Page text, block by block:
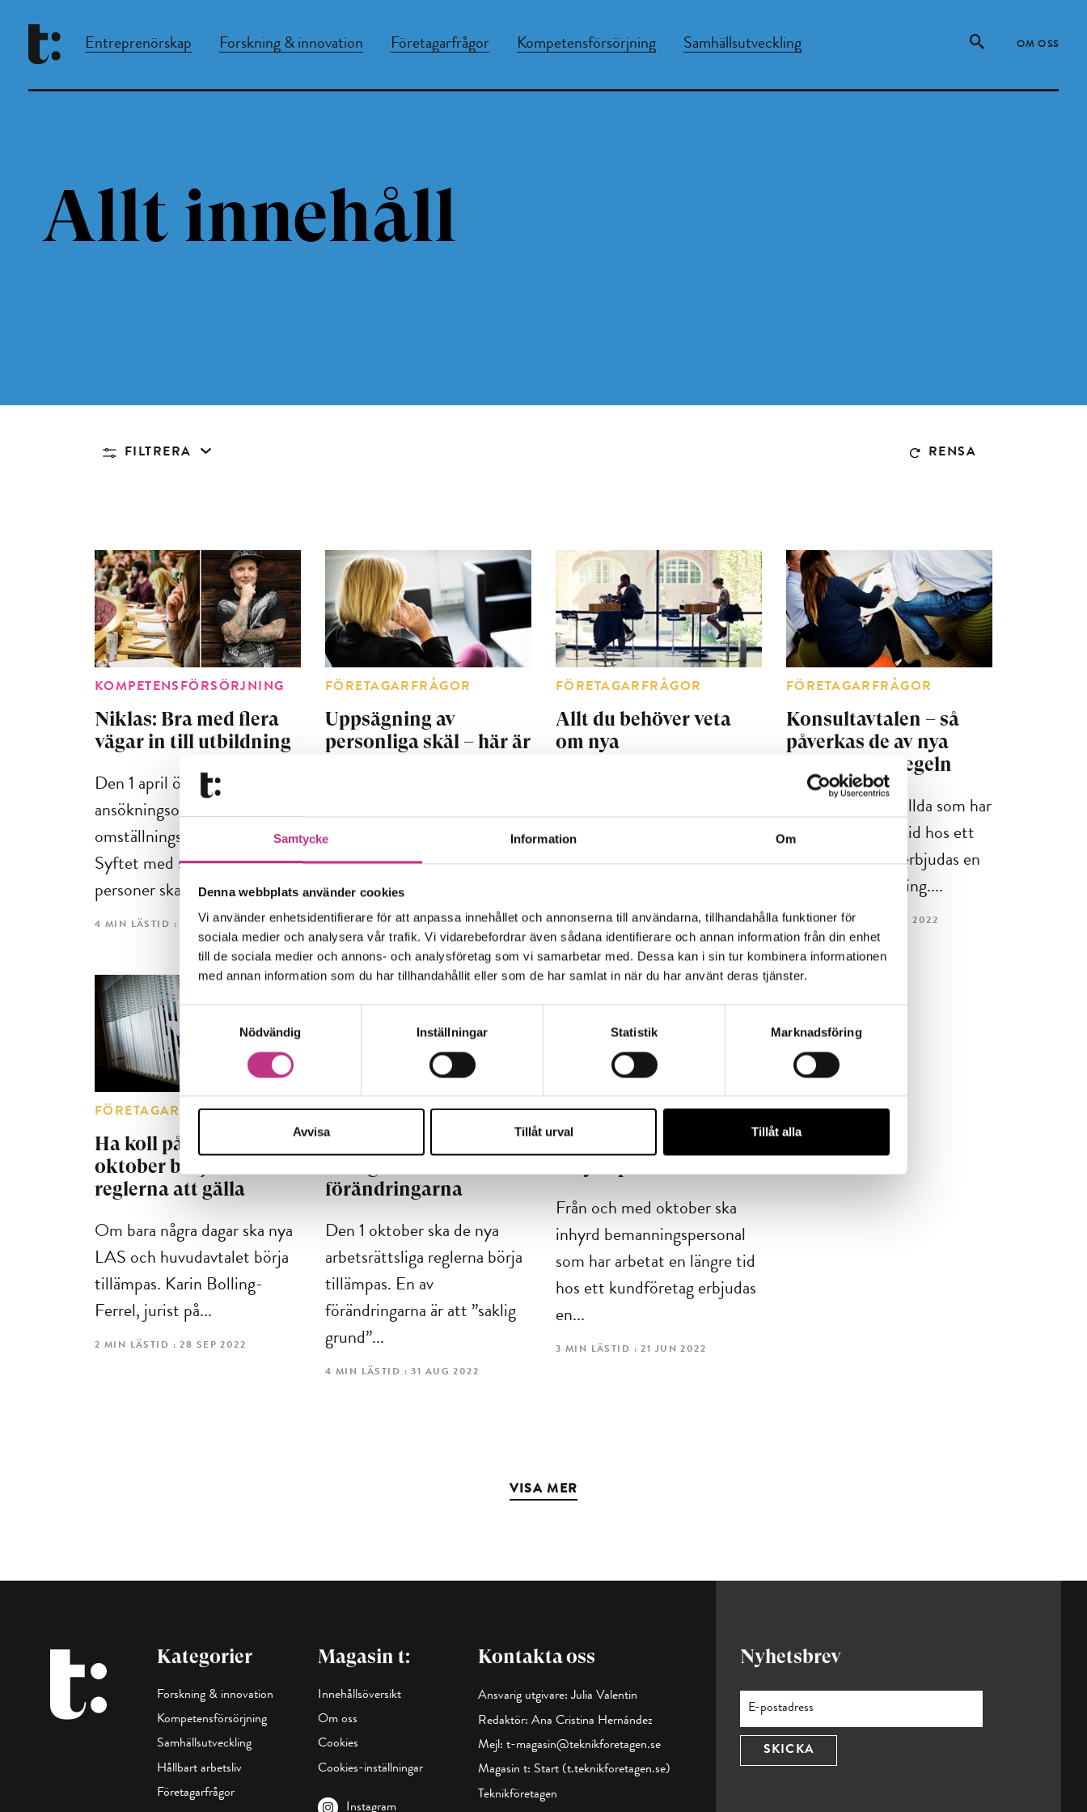
Samtycke Information Om
Denna webbplats använder cookies
Vi använder enhetsidentifierare för att anpassa innehållet och annonserna till användarna, tillhandahålla funktioner för
sociala medier och analysera vår trafik. Vi vidarebefordrar även sådana identifierare och annan information från din enhet
till de sociala medier och annons- och analysföretag som vi samarbetar med. Dessa kan i sin tur kombinera informationen
med annan information som du har tillhandahållit eller som de har samlat in när du har använt deras tjänster.
Nödvändig
Inställningar Statistik Marknadsföring
Avvisa Tillåt urval Tillåt alla
Entreprenörskap Forskning & innovation Företagarfrågor Kompetensförsörjning Samhällsutveckling OM OSS
Allt innehåll
FILTRERA RENSA
KOMPETENSFÖRSÖRJNING
Niklas: Bra med flera
vägar in till utbildning
Den 1 april öppnade vårens
ansökningsomgång för
omställningsstudiestödet.
Syftet med stödet är att
personer ska...
4 MIN LÄSTID : 11 APR 2024
FÖRETAGARFRÅGOR
Uppsägning av
personliga skäl – här är
arbetsrätten i oktober är det
tydligare vilka som är
förutsättningarna för
uppsägning av...
FÖRETAGARFRÅGOR
Allt du behöver veta
om nya
omställningsstöden har nu
anställda fler möjligheter att
arbetsmarknaden....
FÖRETAGARFRÅGOR
Konsultavtalen – så
påverkas de av nya
bemanningsregeln
Bemanningsanställda som har
jobbat en längre tid hos ett
kundföretag ska erbjudas en
tillsvidareanställning....
4 MIN LÄSTID : 12 OKT 2022
FÖRETAGARFRÅGOR
Ha koll på nya LAS – 1
oktober börjar
reglerna att gälla
Om bara några dagar ska nya
LAS och huvudavtalet börja
tillämpas. Karin Bolling-
Ferrel, jurist på...
2 MIN LÄSTID : 28 SEP 2022
FÖRETAGARFRÅGOR
Saklig grund blir
förändringarna
Den 1 oktober ska de nya
arbetsrättsliga reglerna börja
tillämpas. En av
förändringarna är att ”saklig
grund”...
4 MIN LÄSTID : 31 AUG 2022
FÖRETAGARFRÅGOR
Så blir nya reglerna om
Från och med oktober ska
inhyrd bemanningspersonal
som har arbetat en längre tid
hos ett kundföretag erbjudas
en...
3 MIN LÄSTID : 21 JUN 2022
VISA MER
Kategorier
Forskning & innovation
Kompetensförsörjning
Samhällsutveckling
Hållbart arbetsliv
Företagarfrågor
Magasin t:
Innehållsöversikt
Om oss
Cookies
Cookies-inställningar
Instagram
Kontakta oss
Ansvarig utgivare: Julia Valentin
Redaktör: Ana Cristina Hernández
Mejl: t-magasin@teknikforetagen.se
Magasin t: Start (t.teknikforetagen.se)
Teknikföretagen
Nyhetsbrev